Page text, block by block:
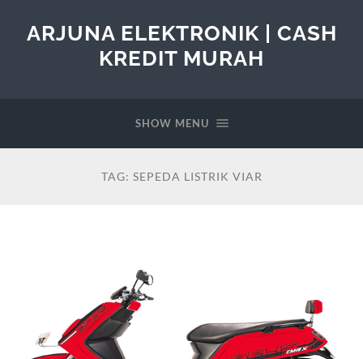
ARJUNA ELEKTRONIK | CASH
KREDIT MURAH
SHOW MENU
TAG: SEPEDA LISTRIK VIAR